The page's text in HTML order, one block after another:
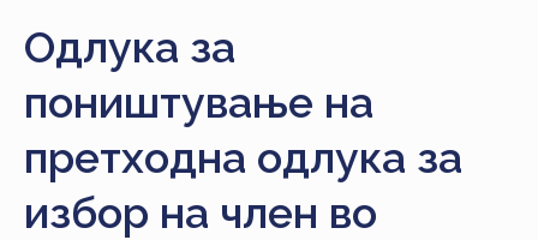
НАЈАВА
ЗА
ЧЛЕНОВИ
АЖУРИРАЈ
ПОДАТОЦИ
Одлука за
поништување на
претходна одлука за
избор на член во